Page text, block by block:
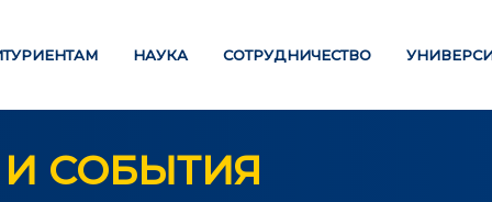
НАУКА СОТРУДНИЧЕСТВО
СОБЫТИЯ